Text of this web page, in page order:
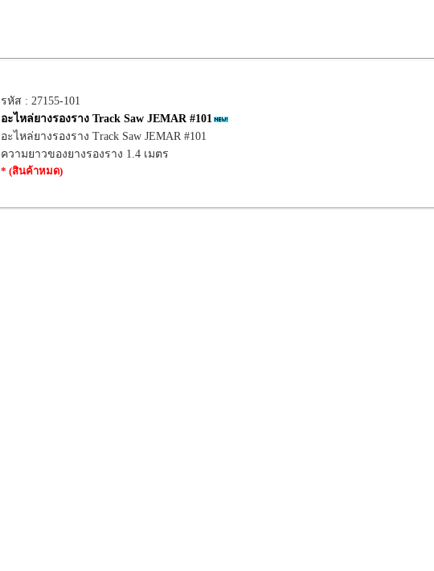
รหัส : 27155-101
อะไหล่ยางรองราง Track Saw JEMAR #101
อะไหล่ยางรองราง Track Saw JEMAR #101
ความยาวของยางรองราง 1.4 เมตร
* (สินค้าหมด)